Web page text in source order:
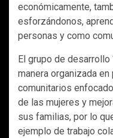
económicamente,
esforzándonos,
personas y como
El grupo de desarrollo
manera organizada
comunitarios
de las mujeres y
sus familias, por lo
ejemplo de trabajo